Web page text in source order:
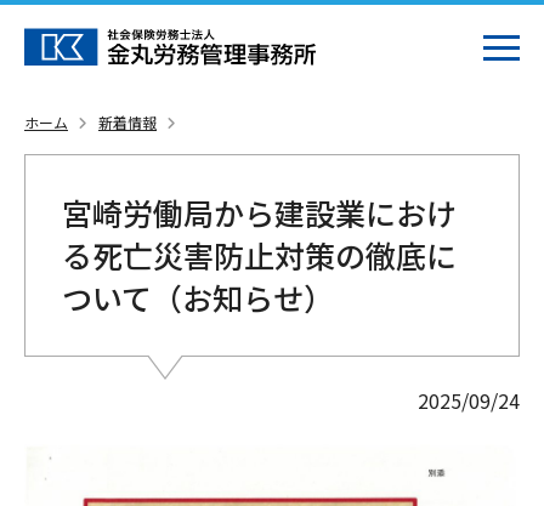
ホーム 新着情報
宮崎労働局から建設業におけ
る死亡災害防止対策の徹底に
ついて（お知らせ）
2025/09/24